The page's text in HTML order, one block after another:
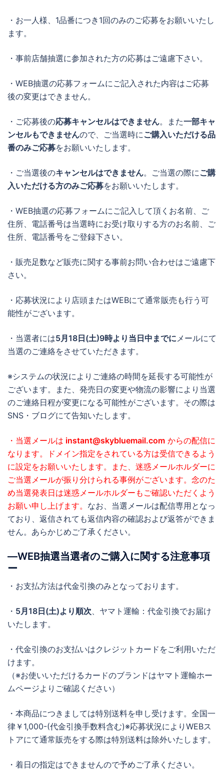
・お一人様、1品番につき1回のみのご応募をお願いいたし
ます。
・事前店舗抽選に参加された方の応募はご遠慮下さい。
・WEB抽選の応募フォームにご記入された内容はご応募
後の変更はできません。
・ご応募後の応募キャンセルはできません。また一部キャ
ンセルもできませんので、ご当選時に ご購入いただける品
番のみご応募をお願いいたします。
・ご当選後のキャンセルはできません。ご当選の際に ご購
入いただける方のみご応募をお願いいたします。
・WEB抽選の応募フォームにご記入して頂くお名前、ご
住所、電話番号は当選時にお受け取りする方のお名前、ご
住所、電話番号をご登録下さい。
・販売足数など販売に関する事前お問い合わせはご遠慮下
さい。
・応募状況により店頭またはWEBにて通常販売も行う可
能性がございます。
・当選者には5月18日(土)9時より当日中までに メールにて
当選のご連絡をさせていただきます。
※システムの状況によりご連絡の時間を延長する可能性が
ございます。また、発売日の変更や物流の影響により当選
のご連絡日程が変更になる可能性がございます。その際は
SNS・ブログにて告知いたします。
・当選メールは instant@skybluemail.com からの配信に
なります。ドメイン指定をされている方は受信できるよう
に設定をお願いいたします。また、迷惑メールホルダーに
ご当選メールが振り分けられる事例がございます。念のた
め当選発表日は迷惑メールホルダーもご確認いただくよう
お願い申し上げます。 なお、当選メールは配信専用となっ
ており、返信されても返信内容の確認および返答ができま
せん。あらかじめご了承ください。
―WEB抽選当選者のご購入に関する注意事項
ー
・お支払方法は代金引換のみとなっております。
・ 5月18日(土)より順次 、ヤマト運輸：代金引換でお届け
いたします。
・代金引換のお支払いはクレジットカードをご利用いただ
けます。
（※お使いいただけるカードのブランドはヤマト運輸ホー
ムページよりご確認ください）
・本商品につきましては特別送料を申し受けます。全国一
律￥1,000-(代金引換手数料含む)※応募状況によりWEBス
トアにて通常販売をする際は特別送料は除外いたします。
・着日の指定はできませんので予めご了承ください。